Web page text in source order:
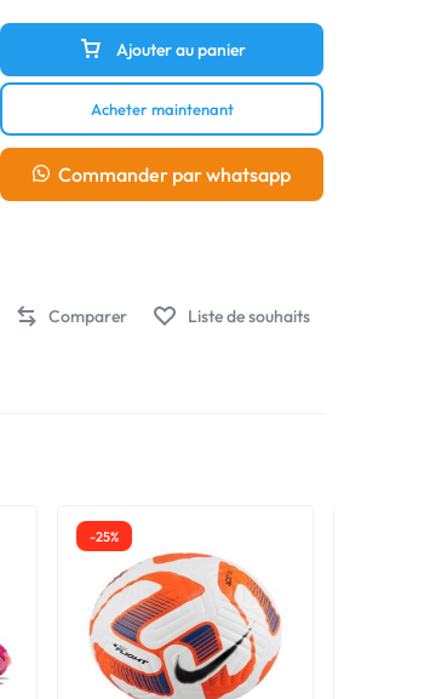
Mercurial
Vapor
15
Elite
AG-
PRO
Rouge
Ajouter au panier
Acheter maintenant
Commander par whatsapp
Comparer Liste de souhaits
-25%